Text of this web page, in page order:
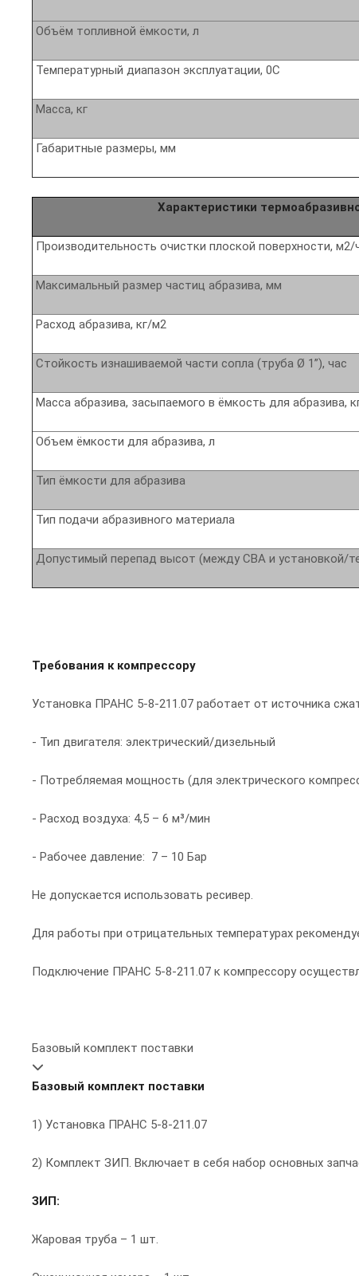
Объём топливной ёмкости, л
Температурный диапазон эксплуатации, 0С
Масса, кг
Габаритные размеры, мм
Характеристики
Производительность очистки плоской поверхности, м2/
Максимальный размер частиц абразива, мм
Расход абразива, кг/м2
Стойкость изнашиваемой части сопла (труба Ø 1”), час
Масса абразива, засыпаемого в ёмкость для абразива,
Объем ёмкости для абразива, л
Тип ёмкости для абразива
Тип подачи абразивного материала
Допустимый перепад высот (между СВА и установкой/
Требования к компрессору
Установка ПРАНС 5-8-211.07 работает от источника
- Тип двигателя: электрический/дизельный
- Потребляемая мощность (для электрического
- Расход воздуха: 4,5 – 6 м³/мин
- Рабочее давление: 7 – 10 Бар
Не допускается использовать ресивер.
Для работы при отрицательных температурах
Подключение ПРАНС 5-8-211.07 к компрессору
Базовый комплект поставки
Базовый комплект поставки
1) Установка ПРАНС 5-8-211.07
2) Комплект ЗИП. Включает в себя набор основных
ЗИП:
Жаровая труба – 1 шт.